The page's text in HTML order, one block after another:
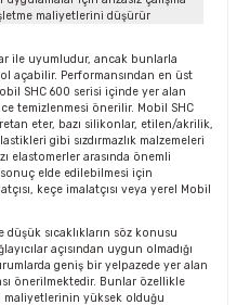
maliyetlerini düşürür
ile uyumludur, ancak bunlarla
açabilir. Performansından en üst
SHC 600 serisi içinde yer alan
temizlenmesi önerilir. Mobil SHC
eter, bazı silikonlar, etilen/akrilik,
gibi sızdırmazlık malzemeleri
elastomerler arasında önemli
elde edilebilmesi için
keçe imalatçısı veya yerel Mobil
düşük sıcaklıkların söz konusu
açısından uygun olmadığı
geniş bir yelpazede yer alan
önerilmektedir. Bunlar özellikle
maliyetlerinin yüksek olduğu